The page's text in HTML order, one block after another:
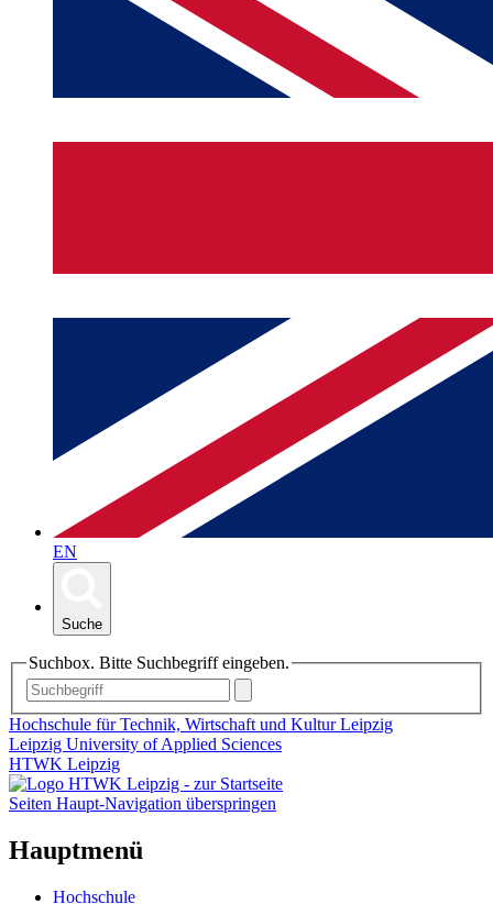
EN
Suche
Suchbox. Bitte Suchbegriff eingeben.
Hochschule für Technik, Wirtschaft und Kultur Leipzig
Leipzig University of Applied Sciences
HTWK Leipzig
Seiten Haupt-Navigation überspringen
Hauptmenü
Hochschule